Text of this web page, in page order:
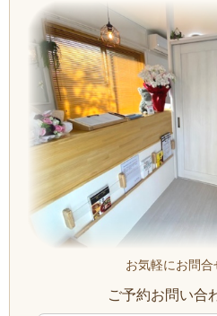
お気軽にお問
ご予約お問い合